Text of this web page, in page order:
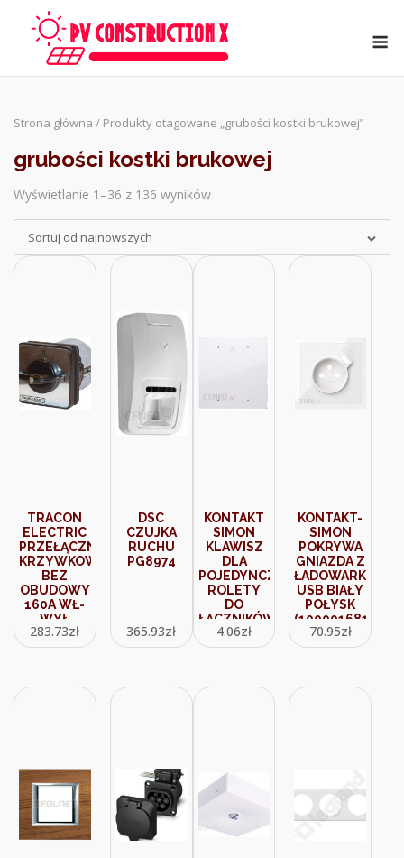
Strona główna / Produkty otagowane „grubości kostki brukowej”
grubości kostki brukowej
Wyświetlanie 1–36 z 136 wyników
latest
Sortuj od najnowszych
TRACON
ELECTRIC
PRZEŁĄCZNIK
KRZYWKOWY
BEZ
OBUDOWY
160A WŁ-
WYŁ
TK1693
283.73zł
DSC
CZUJKA
RUCHU
PG8974
365.93zł
KONTAKT
SIMON
KLAWISZ
DLA
POJEDYNCZEJ
ROLETY
DO
ŁĄCZNIKÓW
I
STEROWNIKÓW
DKE1111
4.06zł
KONTAKT-
SIMON
POKRYWA
GNIAZDA Z
ŁADOWARKĄ
USB BIAŁY
POŁYSK
(10000168130)
70.95zł